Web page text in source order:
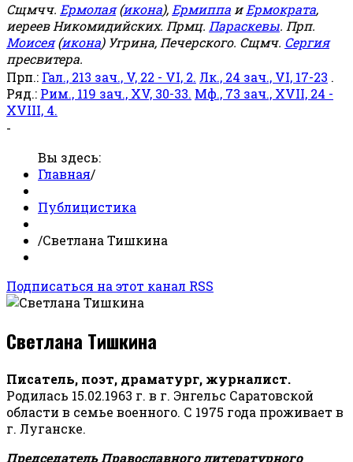
Сщмчч. Ермолая(икона), Ермиппа иЕрмократа,
иереев Никомидийских. Прмц. Параскевы. Прп.
Моисея(икона) Угрина, Печерского. Сщмч. Сергия
пресвитера.
Прп.: Гал., 213 зач., V, 22 - VI, 2. Лк., 24 зач., VI, 17-23 .
Ряд.: Рим., 119 зач., XV, 30-33. Мф., 73 зач., XVII, 24 -
XVIII, 4.
-
Вы здесь:
Главная/
Публицистика
/Светлана Тишкина
Подписаться на этот канал RSS
Светлана Тишкина
Писатель, поэт, драматург, журналист.
Родилась 15.02.1963 г. в г. Энгельс Саратовской
области в семье военного. С 1975 года проживает в
г. Луганске.
Председатель Православного литературного